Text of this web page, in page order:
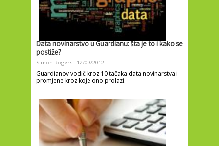
Data novinarstvo u Guardianu: šta je to i kako se
postiže?
Simon Rogers 12/09/2012
Guardianov vodič kroz 10 tačaka data novinarstva i
promjene kroz koje ono prolazi.